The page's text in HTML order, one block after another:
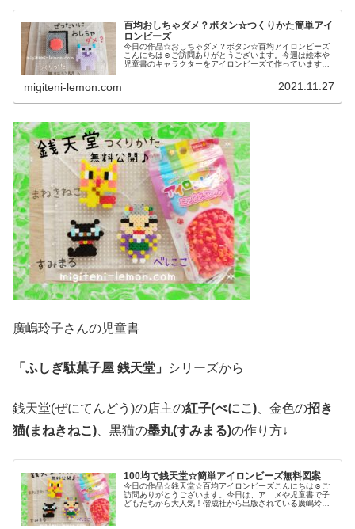
百均おしちゃダメ？ボタン☆つくりかた簡単アイ
ロンビーズ
今日の作品☆おしちゃダメ？ボタン☆百均アイロンビーズ
こんにちは☺ご訪問ありがとうございます。今週は絵本や
児童書のキャラクターをアイロンビーズで作っています。
migiteni-lemon.com 2021.11.27
廣嶋玲子さんの児童書
「ふしぎ駄菓子屋 銭天堂」 シリーズから
銭天堂(ぜにてんどう)の店主の紅子(べにこ) 、金色の招き
猫(まねきねこ) 、黒猫の墨丸(すみまる)の作り方↓
100均で銭天堂☆簡単アイロンビーズ無料図案
今日の作品☆銭天堂☆百均アイロンビーズこんにちは☺ご
訪問ありがとうございます。今日は、アニメや児童書で子
どもたちから大人気！偕成社から出版されている廣嶋玲子